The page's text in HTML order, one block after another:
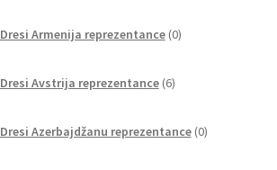
Dresi Armenija reprezentance 0izdelkov
Dresi Avstrija reprezentance 6izdelkov
Dresi Azerbajdžanu reprezentance 0izdelkov